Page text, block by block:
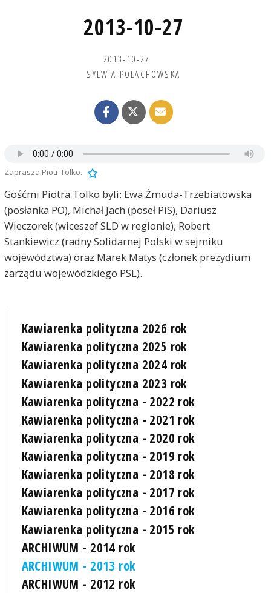
2013-10-27
2013-10-27
SYLWIA POLACHOWSKA
Zaprasza Piotr Tolko.
Gośćmi Piotra Tolko byli: Ewa Żmuda-Trzebiatowska
(posłanka PO), Michał Jach (poseł PiS), Dariusz
Wieczorek (wiceszef SLD w regionie), Robert
Stankiewicz (radny Solidarnej Polski w sejmiku
województwa) oraz Marek Matys (członek prezydium
zarządu wojewódzkiego PSL).
Kawiarenka polityczna 2026 rok
Kawiarenka polityczna 2025 rok
Kawiarenka polityczna 2024 rok
Kawiarenka polityczna 2023 rok
Kawiarenka polityczna - 2022 rok
Kawiarenka polityczna - 2021 rok
Kawiarenka polityczna - 2020 rok
Kawiarenka polityczna - 2019 rok
Kawiarenka polityczna - 2018 rok
Kawiarenka polityczna - 2017 rok
Kawiarenka polityczna - 2016 rok
Kawiarenka polityczna - 2015 rok
ARCHIWUM - 2014 rok
ARCHIWUM - 2013 rok
ARCHIWUM - 2012 rok